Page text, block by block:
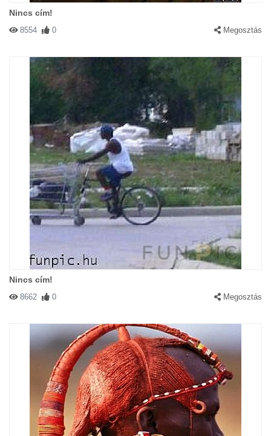
Nincs cím!
8554 0 Megosztás
Nincs cím!
8662 0 Megosztás